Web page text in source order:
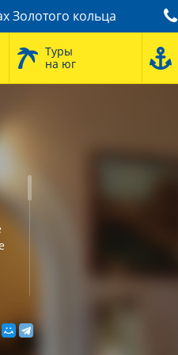
Золотого кольца
Туры
на юг